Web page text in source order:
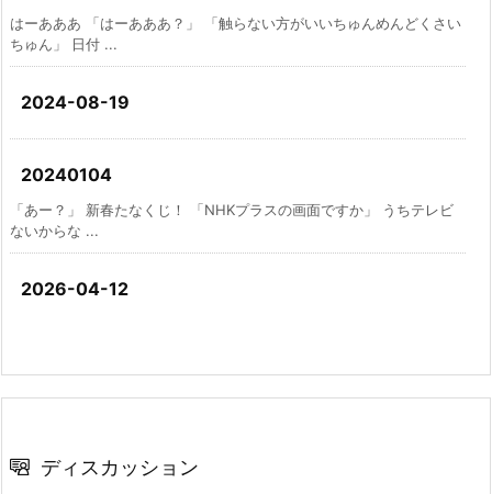
はーあああ 「はーあああ？」 「触らない方がいいちゅんめんどくさい
ちゅん」 日付 ...
2024-08-19
20240104
「あー？」 新春たなくじ！ 「NHKプラスの画面ですか」 うちテレビ
ないからな ...
2026-04-12
ディスカッション